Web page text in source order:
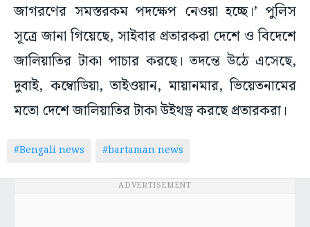
জাগরণের সমস্তরকম পদক্ষেপ নেওয়া হচ্ছে।’ পুলিস
সূত্রে জানা গিয়েছে, সাইবার প্রতারকরা দেশে ও বিদেশে
জালিয়াতির টাকা পাচার করছে। তদন্তে উঠে এসেছে,
দুবাই, কম্বোডিয়া, তাইওয়ান, মায়ানমার, ভিয়েতনামের
মতো দেশে জালিয়াতির টাকা উইথড্র করছে প্রতারকরা।
#Bengali news #bartaman news
ADVERTISEMENT